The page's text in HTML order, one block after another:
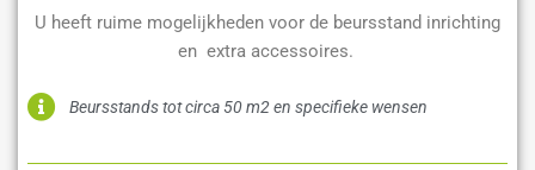
U heeft ruime mogelijkheden voor de beursstand inrichting
en extra accessoires.
Beursstands tot circa 50 m2 en specifieke wensen